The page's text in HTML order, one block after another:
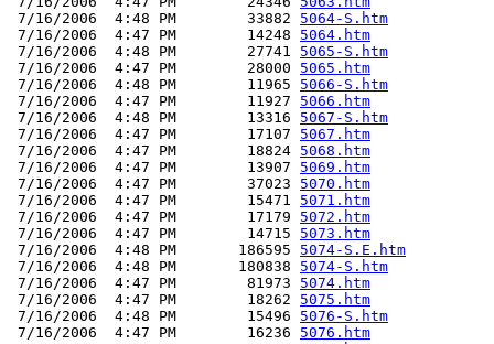
7/16/2006  4:48 PM        33882 5064-S.htm
7/16/2006  4:47 PM        14248 5064.htm
7/16/2006  4:48 PM        27741 5065-S.htm
7/16/2006  4:47 PM        28000 5065.htm
7/16/2006  4:48 PM        11965 5066-S.htm
7/16/2006  4:47 PM        11927 5066.htm
7/16/2006  4:48 PM        13316 5067-S.htm
7/16/2006  4:47 PM        17107 5067.htm
7/16/2006  4:47 PM        18824 5068.htm
7/16/2006  4:47 PM        13907 5069.htm
7/16/2006  4:47 PM        37023 5070.htm
7/16/2006  4:47 PM        15471 5071.htm
7/16/2006  4:47 PM        17179 5072.htm
7/16/2006  4:47 PM        14715 5073.htm
7/16/2006  4:48 PM       186595 5074-S.E.htm
7/16/2006  4:48 PM       180838 5074-S.htm
7/16/2006  4:47 PM        81973 5074.htm
7/16/2006  4:47 PM        18262 5075.htm
7/16/2006  4:48 PM        15496 5076-S.htm
7/16/2006  4:47 PM        16236 5076.htm